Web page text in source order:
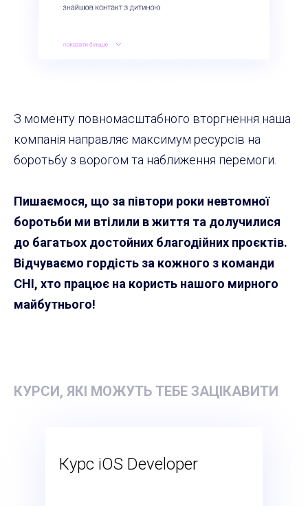
З моменту повномасштабного вторгнення наша
компанія направляє максимум ресурсів на
боротьбу з ворогом та наближення перемоги.
Пишаємося, що за півтори роки невтомної
боротьби ми втілили в життя та долучилися
до багатьох достойних благодійних проєктів.
Відчуваємо гордість за кожного з команди
CHI, хто працює на користь нашого мирного
майбутнього!
КУРСИ, ЯКІ МОЖУТЬ ТЕБЕ ЗАЦІКАВИТИ
Курс iOS Developer